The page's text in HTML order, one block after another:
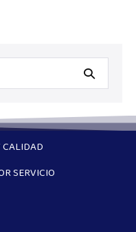
SERVICIO